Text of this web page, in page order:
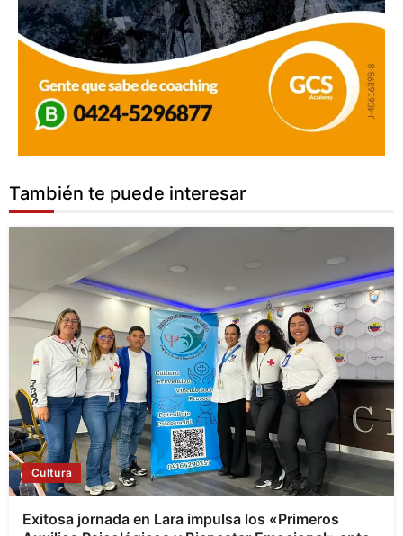
También te puede interesar
Cultura
Exitosa jornada en Lara impulsa los «Primeros